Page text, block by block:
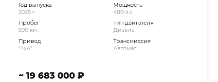
Год выпуска
2025 г.
Пробег
500 км.
Привод
"4x4"
Мощность
480 л.с.
Тип двигателя
Дизель
Трансмиссия
Автомат
~ 19 683 000 ₽